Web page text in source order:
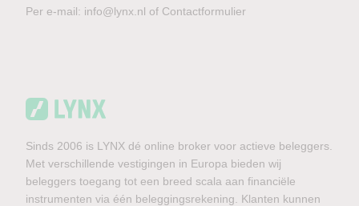
Per e-mail: info@lynx.nl of Contactformulier
Sinds 2006 is LYNX dé online broker voor actieve beleggers.
Met verschillende vestigingen in Europa bieden wij
beleggers toegang tot een breed scala aan financiële
instrumenten via één beleggingsrekening. Klanten kunnen